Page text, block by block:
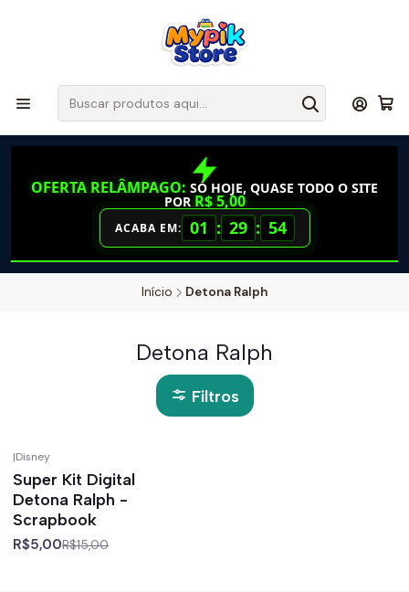
OFERTA RELÂMPAGO: SÓ HOJE, QUASE TODO O SITE
POR R$ 5,00
ACABA EM: 01 : 29 : 54
Início Detona Ralph
Detona Ralph
Filtros
-67%off
|Disney
Super Kit Digital
Detona Ralph -
Scrapbook
R$5,00R$15,00